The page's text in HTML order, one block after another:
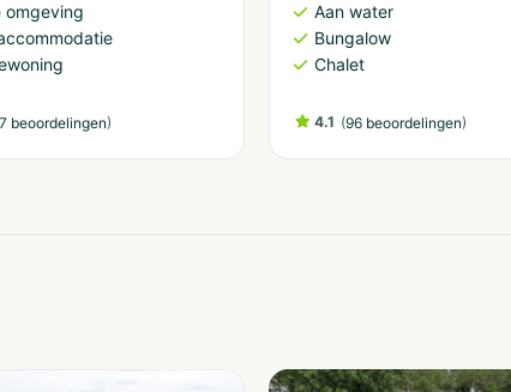
omgeving
beoordelingen)
Aan water
Bungalow
Chalet
4.1 (96 beoordelingen)